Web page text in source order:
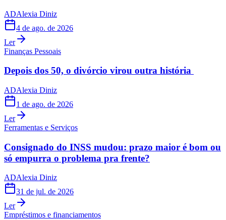
ADAlexia Diniz
4 de ago. de 2026
Ler
Finanças Pessoais
Depois dos 50, o divórcio virou outra história
ADAlexia Diniz
1 de ago. de 2026
Ler
Ferramentas e Serviços
Consignado do INSS mudou: prazo maior é bom ou
só empurra o problema pra frente?
ADAlexia Diniz
31 de jul. de 2026
Ler
Empréstimos e financiamentos